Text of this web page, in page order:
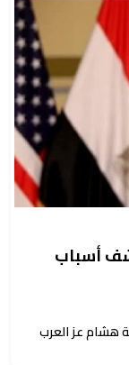
أسباب
هشام عز العرب